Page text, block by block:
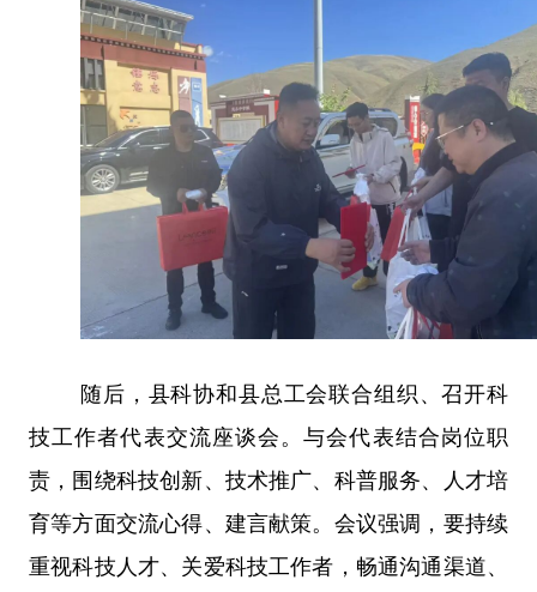
随后，县科协和县总工会联合组织、召开科
技工作者代表交流座谈会。与会代表结合岗位职
责，围绕科技创新、技术推广、科普服务、人才培
育等方面交流心得、建言献策。会议强调，要持续
重视科技人才、关爱科技工作者，畅通沟通渠道、